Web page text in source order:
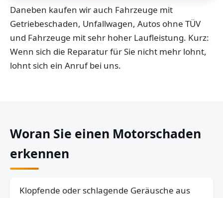
Daneben kaufen wir auch Fahrzeuge mit
Getriebeschaden, Unfallwagen, Autos ohne TÜV
und Fahrzeuge mit sehr hoher Laufleistung. Kurz:
Wenn sich die Reparatur für Sie nicht mehr lohnt,
lohnt sich ein Anruf bei uns.
Woran Sie einen Motorschaden
erkennen
Klopfende oder schlagende Geräusche aus